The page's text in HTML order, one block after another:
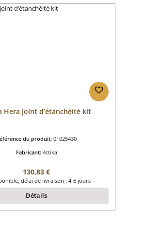
Hera joint d’étanchéité kit
du produit: 01025430
Fabricant: Attika
Prix régulier :
130,83 €
délai de livraison : 4-6 jours
Détails